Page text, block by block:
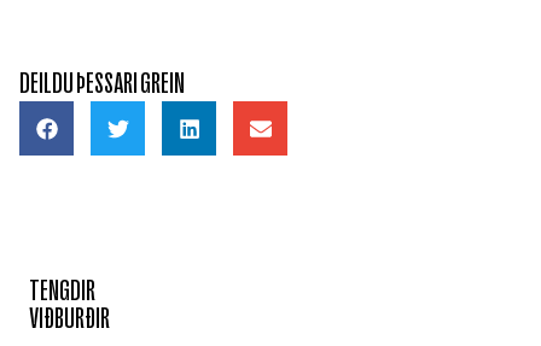
DEILDU ÞESSARI GREIN
TENGDIR
VIÐBURÐIR